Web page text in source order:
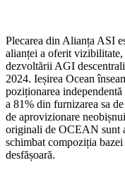
Plecarea din Alianța ASI
alianței a oferit vizibilitate,
dezvoltării AGI
2024. Ieșirea Ocean
poziționarea
a 81% din furnizarea sa
de aprovizionare
originali de OCEAN sunt
schimbat compoziția
desfășoară.